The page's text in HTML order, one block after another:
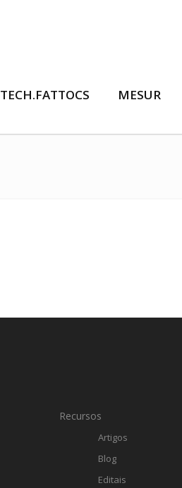
TECH.FATTOCS MESUR
Recursos
Artigos
Blog
Editais